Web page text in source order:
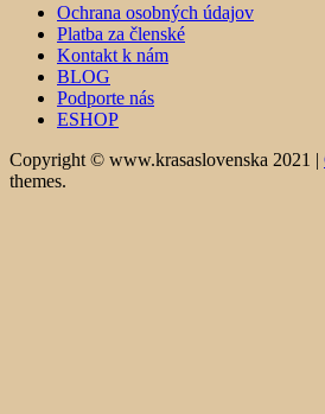
Ochrana osobných údajov
Platba za členské
Kontakt k nám
BLOG
Podporte nás
ESHOP
Copyright © www.krasaslovenska 2021 |
themes.